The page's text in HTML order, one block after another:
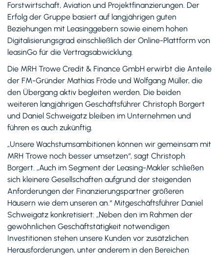
Forstwirtschaft, Aviation und Projektfinanzierungen. Der
Erfolg der Gruppe basiert auf langjährigen guten
Beziehungen mit Leasinggebern sowie einem hohen
Digitalisierungsgrad einschließlich der Online-Plattform von
leasinGo für die Vertragsabwicklung.
Die MRH Trowe Credit & Finance GmbH erwirbt die Anteile
der FM-Gründer Mathias Fröde und Wolfgang Müller, die
den Übergang aktiv begleiten werden. Die beiden
weiteren langjährigen Geschäftsführer Christoph Borgert
und Daniel Schweigatz bleiben im Unternehmen und
führen es auch zukünftig.
„Unsere Wachstumsambitionen können wir gemeinsam mit
MRH Trowe noch besser umsetzen“, sagt Christoph
Borgert. „Auch im Segment der Leasing-Makler schließen
sich kleinere Gesellschaften aufgrund der steigenden
Anforderungen der Finanzierungspartner größeren
Häusern wie dem unseren an.“ Mitgeschäftsführer Daniel
Schweigatz konkretisiert: „Neben den im Rahmen der
gewöhnlichen Geschäftstätigkeit notwendigen
Investitionen stehen unsere Kunden vor zusätzlichen
Herausforderungen, unter anderem in den Bereichen